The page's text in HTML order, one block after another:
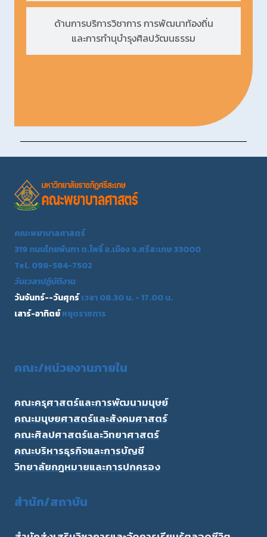
ด้านการบริการวิชาการ การพัฒนาท้องถิ่น
และการทำนุบำรุงศิลปวัฒนธรรม
คณะพยาบาลศาสตร์
319 ถนนไทยพันทา ต.โพธิ์ อ.เมือง จ.ศรีสะเกษ 33000
Tel. 098-584-7502
วันเวลาปฏิบัติงาน
วันจันทร์--วันศุกร์เวลา 08.30 น. - 17.00 น.
เสาร์-อาทิตย์หยุดราชการ
คณะ/หน่วยงานภายใน
คณะครุศาสตร์และการพัฒนามนุษย์
คณะมนุษยศาสตร์และสังคมศาสตร์
คณะศิลปศาสตร์และวิทยาศาสตร์
คณะบริหารธุรกิจและการบัญชี
วิทยาลัยกฎหมายและการปกครอง
สำนัก/สถาบัน